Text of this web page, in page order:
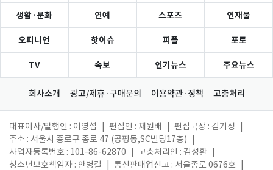
생활·문화 연예 스포츠 연재물
오피니언 핫이슈 피플 포토
TV 속보 인기뉴스 주요뉴스
회사소개 광고/제휴·구매문의 이용약관·정책 고충처리
대표이사/발행인 : 이영섭 편집인 : 채원배 편집국장 : 김기성
주소 : 서울시 종로구 종로 47 (공평동,SC빌딩17층)
사업자등록번호 : 101-86-62870
고충처리인 : 김성환
청소년보호책임자 : 안병길
통신판매업신고 : 서울종로 0676호